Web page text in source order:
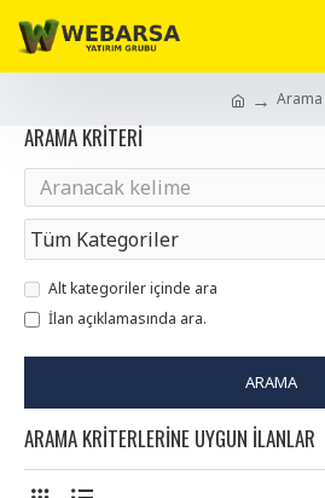
Arama
ARAMA KRITERI
Alt kategoriler içinde ara
İlan açıklamasında ara.
ARAMA
ARAMA KRITERLERINE UYGUN ILANLAR